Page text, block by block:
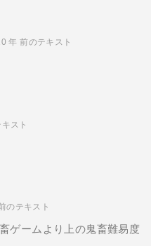
年 前のテキスト
スト
のテキスト
ゲームより上の鬼畜難易度